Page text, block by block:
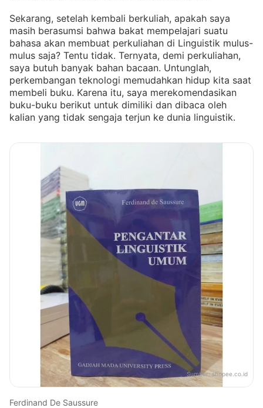
Sekarang, setelah kembali berkuliah, apakah saya
masih berasumsi bahwa bakat mempelajari suatu
bahasa akan membuat perkuliahan di Linguistik mulus-
mulus saja? Tentu tidak. Ternyata, demi perkuliahan,
saya butuh banyak bahan bacaan. Untunglah,
perkembangan teknologi memudahkan hidup kita saat
membeli buku. Karena itu, saya merekomendasikan
buku-buku berikut untuk dimiliki dan dibaca oleh
kalian yang tidak sengaja terjun ke dunia linguistik.
Sumber: shopee.co.id
Ferdinand De Saussure